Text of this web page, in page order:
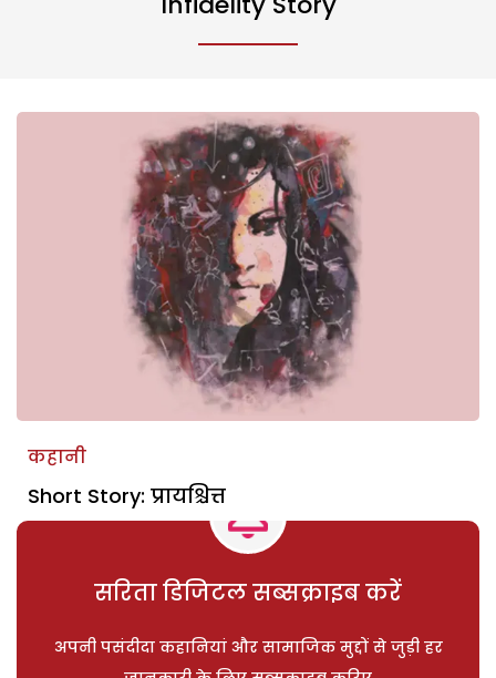
कहानी
Short Story: प्रायश्चित्त
सरिता डिजिटल सब्सक्राइब करें
अपनी पसंदीदा कहानियां और सामाजिक मुद्दों से जुड़ी हर